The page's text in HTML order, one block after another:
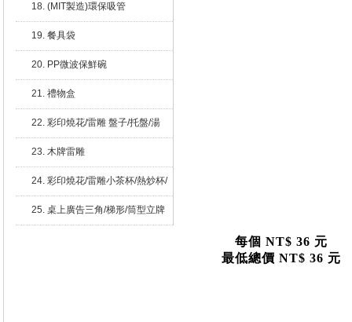
18. (MIT製造)環保吸管
19. 餐具袋
20. PP微波保鮮碗
21. 禮物盒
22. 彩印燒花/雷雕 盤子/托盤/湯
23. 木牌雷雕
24. 彩印燒花/雷雕小茶杯/熱炒杯/
25. 桌上廣告三角/梯形/筒型立牌
每個 NT$ 36 元
最低總價 NT$ 36 元